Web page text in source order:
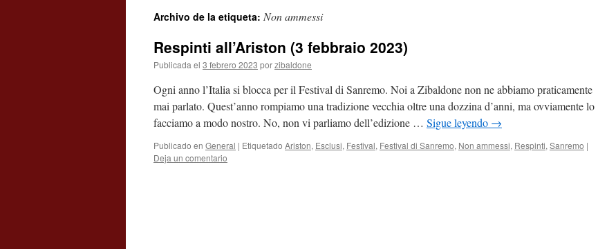
contenido
Archivo de la etiqueta: Non ammessi
Respinti all’Ariston (3 febbraio 2023)
Publicada el 3 febrero 2023 porzibaldone
Ogni anno l’Italia si blocca per il Festival di Sanremo. Noi a Zibaldone non ne abbiamo praticamente
mai parlato. Quest’anno rompiamo una tradizione vecchia oltre una dozzina d’anni, ma ovviamente lo
facciamo a modo nostro. No, non vi parliamo dell’edizione … Sigue leyendo →
Publicado en General | Etiquetado Ariston, Esclusi, Festival, Festival di Sanremo, Non ammessi, Respinti, Sanremo |
Deja un comentario